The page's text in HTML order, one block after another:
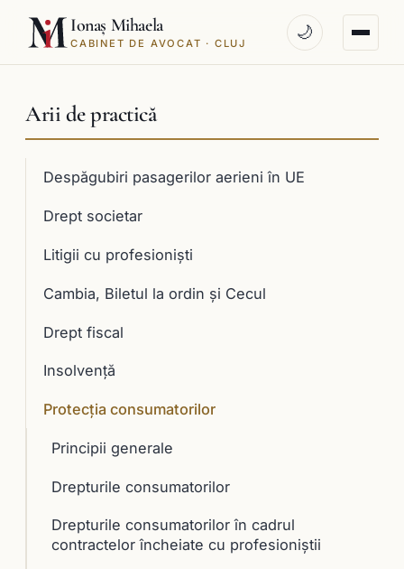
Ionaș Mihaela
CABINET DE AVOCAT · CLUJ
🌙
Arii de practică
Despăgubiri pasagerilor aerieni în UE
Drept societar
Litigii cu profesioniști
Cambia, Biletul la ordin și Cecul
Drept fiscal
Insolvență
Protecția consumatorilor
Principii generale
Drepturile consumatorilor
Drepturile consumatorilor în cadrul
contractelor încheiate cu profesioniştii